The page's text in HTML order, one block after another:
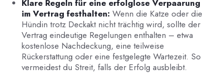
Klare Regeln für eine erfolglose Verpaarung
im Vertrag festhalten: Wenn die Katze oder die
Hündin trotz Deckakt nicht trächtig wird, sollte der
Vertrag eindeutige Regelungen enthalten – etwa
kostenlose Nachdeckung, eine teilweise
Rückerstattung oder eine festgelegte Wartezeit. So
vermeidest du Streit, falls der Erfolg ausbleibt.